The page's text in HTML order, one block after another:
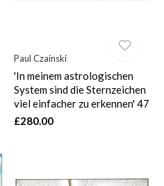
Paul Czainski
'In meinem astrologischen
System sind die Sternzeichen
viel einfacher zu erkennen' 47
£280.00